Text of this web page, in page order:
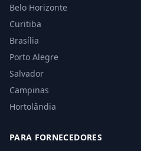
Belo Horizonte
Curitiba
Brasília
Porto Alegre
Salvador
Campinas
Hortolândia
PARA FORNECEDORES